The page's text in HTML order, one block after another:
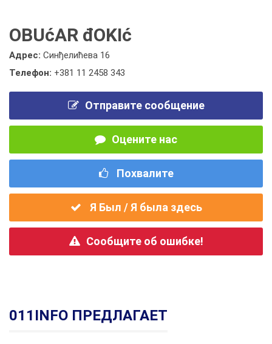
OBUćAR đOKIć
Адрес: Синђелићева 16
Телефон: +381 11 2458 343
Отправите сообщение
Оцените нас
Похвалите
Я Был / Я была здесь
Сообщите об ошибке!
011INFO ПРЕДЛАГАЕТ